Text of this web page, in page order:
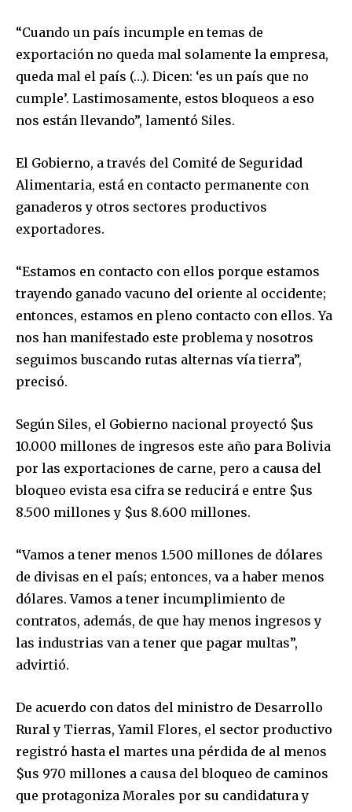
Join our community of
SUBSCRIBERS and be part of the
conversation.
your privacy and won't spam your inbox. Your information is
safe with us.
“Cuando un país incumple en temas de
exportación no queda mal solamente la empresa,
queda mal el país (…). Dicen: ‘es un país que no
cumple’. Lastimosamente, estos bloqueos a eso
nos están llevando”, lamentó Siles.
El Gobierno, a través del Comité de Seguridad
Alimentaria, está en contacto permanente con
ganaderos y otros sectores productivos
exportadores.
“Estamos en contacto con ellos porque estamos
trayendo ganado vacuno del oriente al occidente;
entonces, estamos en pleno contacto con ellos. Ya
nos han manifestado este problema y nosotros
seguimos buscando rutas alternas vía tierra”,
precisó.
Según Siles, el Gobierno nacional proyectó $us
10.000 millones de ingresos este año para Bolivia
por las exportaciones de carne, pero a causa del
bloqueo evista esa cifra se reducirá e entre $us
8.500 millones y $us 8.600 millones.
“Vamos a tener menos 1.500 millones de dólares
de divisas en el país; entonces, va a haber menos
dólares. Vamos a tener incumplimiento de
contratos, además, de que hay menos ingresos y
las industrias van a tener que pagar multas”,
advirtió.
De acuerdo con datos del ministro de Desarrollo
Rural y Tierras, Yamil Flores, el sector productivo
registró hasta el martes una pérdida de al menos
$us 970 millones a causa del bloqueo de caminos
que protagoniza Morales por su candidatura y